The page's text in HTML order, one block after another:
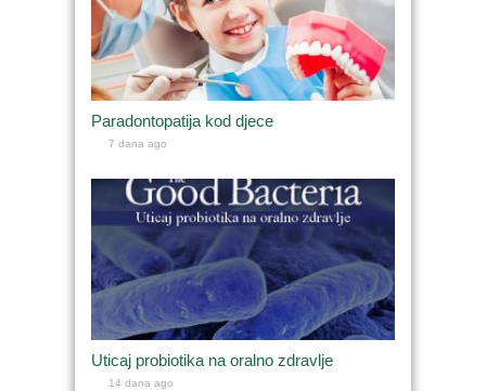
Paradontopatija kod djece
7 dana ago
Uticaj probiotika na oralno zdravlje
14 dana ago